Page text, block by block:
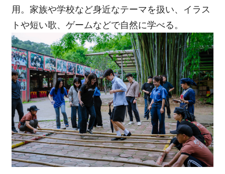
用。家族や学校など身近なテーマを扱い、イラス
トや短い歌、ゲームなどで自然に学べる。